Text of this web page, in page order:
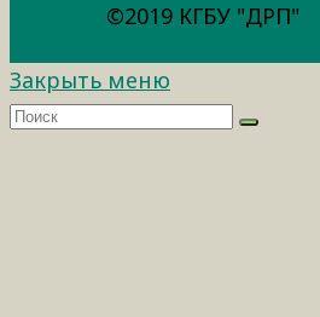
©2019 КГБУ "ДРП"
Закрыть меню